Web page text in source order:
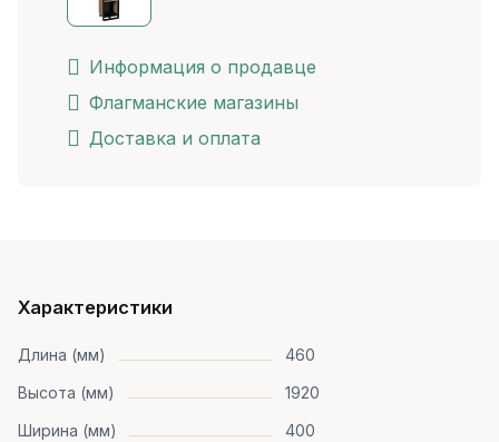
Информация о продавце
Флагманские магазины
Доставка и оплата
Характеристики
Длина (мм)
460
Высота (мм)
1920
Ширина (мм)
400